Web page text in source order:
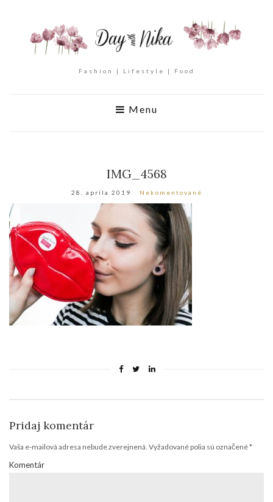
Fashion | Lifestyle | Food
Menu
IMG_4568
28. apríla 2019 Nekomentované
Pridaj komentár
Vaša e-mailová adresa nebude zverejnená. Vyžadované polia sú označené*
Komentár